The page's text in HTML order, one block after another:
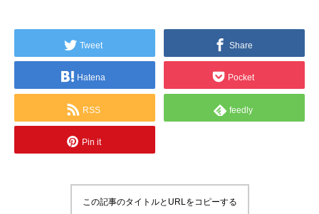
Tweet Share
Hatena Pocket
RSS feedly
Pin it
この記事のタイトルとURLをコピーする